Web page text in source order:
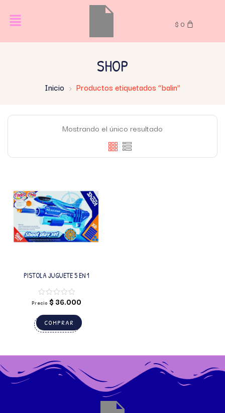
$ 0
SHOP
Inicio Productos etiquetados “balin”
Mostrando el único resultado
PISTOLA JUGUETE 5 EN 1
Precio $ 36.000
COMPRAR